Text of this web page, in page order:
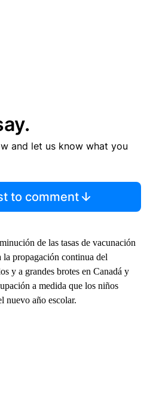
and let us know what you
to comment
de las tasas de vacunación
propagación continua del
y a grandes brotes en Canadá y
a medida que los niños
nuevo año escolar.